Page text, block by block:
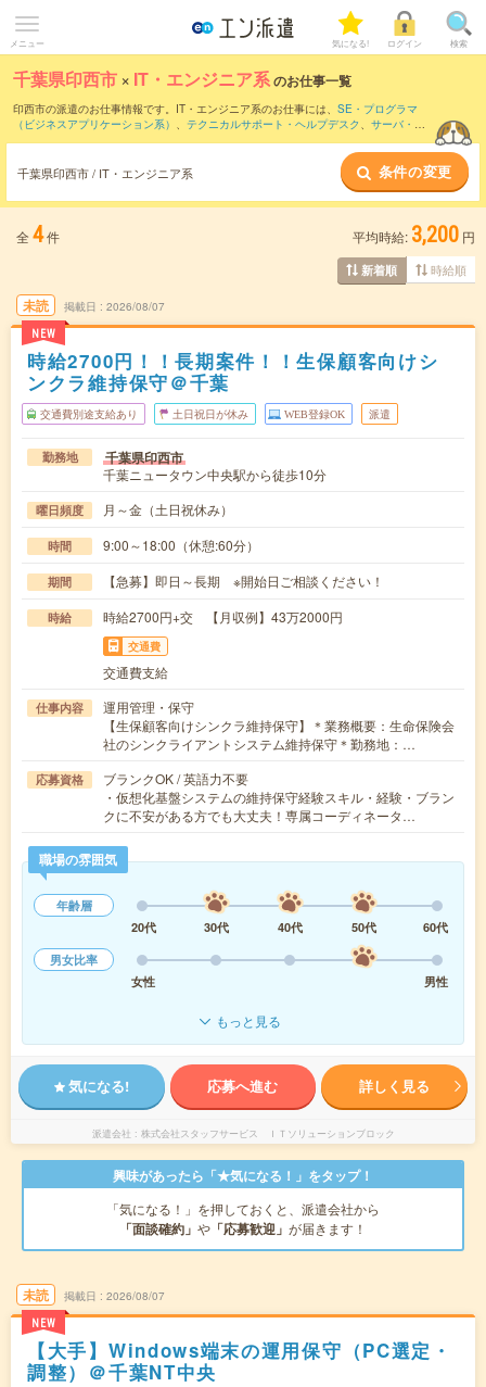
メニュー 気になる! ログイン 検索
千葉県印西市 × IT・エンジニア系のお仕事一覧
印西市の派遣のお仕事情報です。IT・エンジニア系のお仕事には、 SE・プログラマ
（ビジネスアプリケーション系） 、 テクニカルサポート・ヘルプデスク 、 サーバ・ネ
千葉県印西市 / IT・エンジニア系 条件の変更
全 4件 平均時給: 3,200 円
新着順 時給順
未読
NEW
掲載日 2026/08/07
時給2700円！！長期案件！！生保顧客向けシ
ンクラ維持保守＠千葉
交通費別途支給あり 土日祝日が休み WEB登録OK 派遣
勤務地 千葉県印西市
千葉ニュータウン中央駅から徒歩10分
曜日頻度 月～金（土日祝休み）
時間 9:00～18:00（休憩:60分）
期間 【急募】即日～長期 ※開始日ご相談ください！
時給 時給2700円+交 【月収例】43万2000円
交通費
交通費支給
仕事内容
運用管理・保守
【生保顧客向けシンクラ維持保守】＊業務概要：生命保険会
社のシンクライアントシステム維持保守＊勤務地：…
応募資格
ブランクOK / 英語力不要
・仮想化基盤システムの維持保守経験スキル・経験・ブラン
クに不安がある方でも大丈夫！専属コーディネータ…
職場の雰囲気
年齢層
20代
30代 40代 50代
60代
男女比率
女性
男性
もっと見る
気になる! 応募へ進む 詳しく見る
派遣会社 株式会社スタッフサービス ＩＴソリューションブロック
興味があったら「★気になる！」をタップ！
「気になる！」を押しておくと、派遣会社から
「面談確約」 や 「応募歓迎」 が届きます！
未読
NEW
掲載日 2026/08/07
【大手】Windows端末の運用保守（PC選定・
調整）＠千葉NT中央